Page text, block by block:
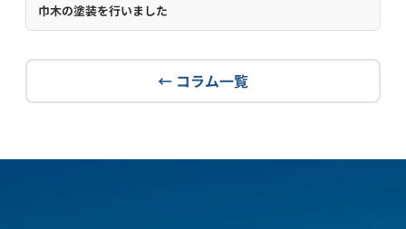
巾木の塗装を行いました
← コラム一覧